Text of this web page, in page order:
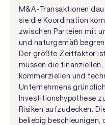
M&A-Transaktionen
sie die Koordination
zwischen Parteien mit
und naturgemäß
Der größte Zeitfaktor
müssen die
kommerziellen und
Unternehmens
Investitionshypothese
Risiken aufzudecken.
beliebig beschleunigen,